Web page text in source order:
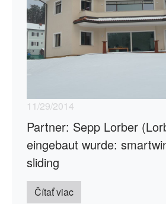
11/29/2014
Partner: Sepp Lorber
eingebaut wurde:
sliding
Čítať viac